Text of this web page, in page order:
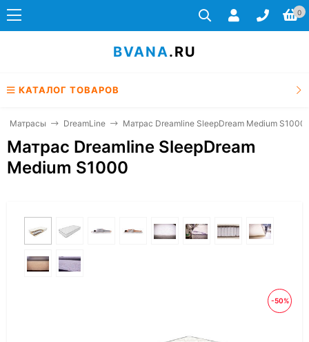
0
BVANA.RU
КАТАЛОГ ТОВАРОВ
Матрасы DreamLine Матрас Dreamline SleepDream Medium S1000
Матрас Dreamline SleepDream
Medium S1000
-50%